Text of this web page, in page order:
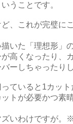
うことです。
、これが完璧に
いた「理想形」
高くなったり、
ーしちゃったりし
ていると 1カッ
ットが必要かつ素
ズいわけですが。※